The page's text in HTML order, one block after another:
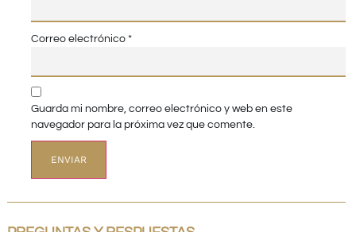
Correo electrónico *
Guarda mi nombre, correo electrónico y web en este
navegador para la próxima vez que comente.